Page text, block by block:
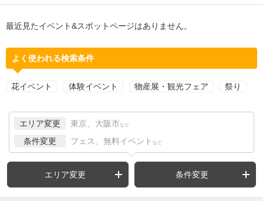
最近見たイベント&スポットページはありません。
よく使われる検索条件
花イベント 体験イベント 物産展・観光フェア 祭り
エリア変更 東京、大阪市 など
条件変更 フェス、無料イベント など
エリア変更 条件変更